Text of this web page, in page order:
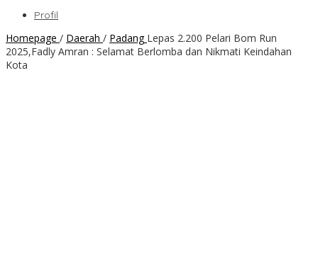
Profil
Homepage / Daerah / Padang Lepas 2.200 Pelari Bom Run
2025,Fadly Amran : Selamat Berlomba dan Nikmati Keindahan
Kota